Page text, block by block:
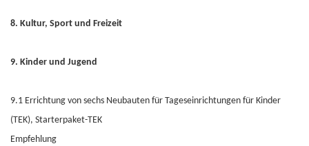
8. Kultur, Sport und Freizeit
9. Kinder und Jugend
9.1 Errichtung von sechs Neubauten für Tageseinrichtungen für Kinder
(TEK), Starterpaket-TEK
Empfehlung